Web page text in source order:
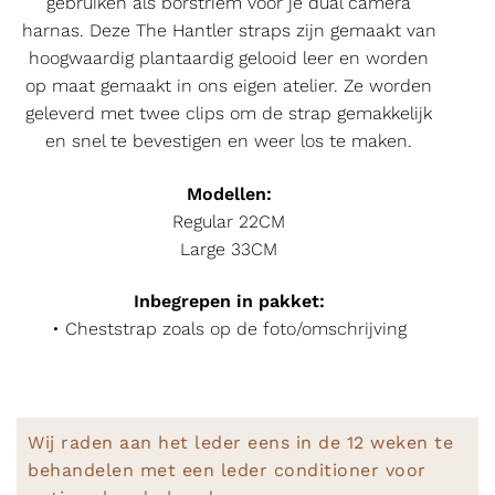
harnas. Deze The Hantler straps zijn gemaakt van
hoogwaardig plantaardig gelooid leer en worden
op maat gemaakt in ons eigen atelier. Ze worden
geleverd met twee clips om de strap gemakkelijk
en snel te bevestigen en weer los te maken.
Modellen:
Regular 22CM
Large 33CM
Inbegrepen in pakket:
• Cheststrap zoals op de foto/omschrijving
Wij raden aan het leder eens in de 12 weken te
behandelen met een leder conditioner voor